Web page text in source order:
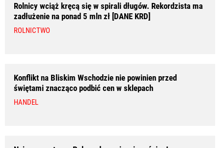
Rolnicy wciąż kręcą się w spirali długów. Rekordzista ma
zadłużenie na ponad 5 mln zł [DANE KRD]
ROLNICTWO
Konflikt na Bliskim Wschodzie nie powinien przed
świętami znacząco podbić cen w sklepach
HANDEL